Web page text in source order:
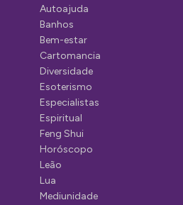
Autoajuda
Banhos
Bem-estar
Cartomancia
Diversidade
Esoterismo
Especialistas
Espiritual
Feng Shui
Horóscopo
Leão
Lua
Mediunidade